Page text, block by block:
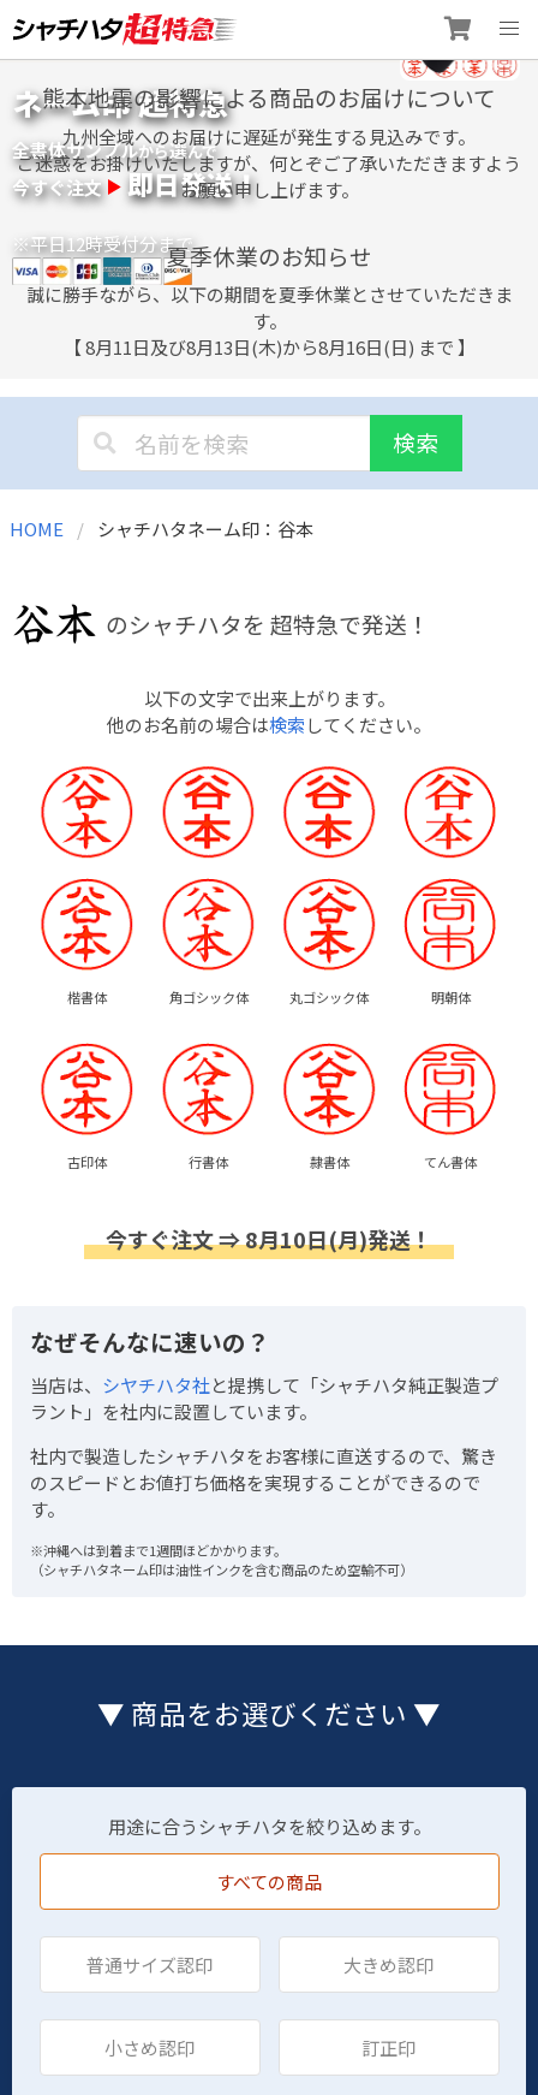
to
content
ネーム印 超特急
全書体サンプルから選んで
今すぐ注文 即日発送！
※平日12時受付分まで
熊本地震の影響による商品のお届けについて
九州全域へのお届けに遅延が発生する見込みです。
ご迷惑をお掛けいたしますが、何とぞご了承いただきますよう
お願い申し上げます。
夏季休業のお知らせ
誠に勝手ながら、以下の期間を夏季休業とさせていただきま
す。
【 8月11日及び8月13日(木)から8月16日(日) まで 】
検索
HOME シャチハタネーム印：谷本
のシャチハタを 超特急で発送！
以下の文字で出来上がります。
他のお名前の場合は検索してください。
楷書体 角ゴシック体 丸ゴシック体 明朝体
古印体 行書体 隷書体 てん書体
今すぐ注文 ⇒ 8月10日(月)発送！
なぜそんなに速いの？
当店は、 シヤチハタ社と提携して「シャチハタ純正製造プ
ラント」を社内に設置しています。
社内で製造したシャチハタをお客様に直送するので、驚き
のスピードとお値打ち価格を実現することができるので
す。
※沖縄へは到着まで1週間ほどかかります。
（シャチハタネーム印は油性インクを含む商品のため空輸不可）
▼ 商品をお選びください ▼
用途に合うシャチハタを絞り込めます。
すべての商品
普通サイズ認印 大きめ認印
小さめ認印 訂正印